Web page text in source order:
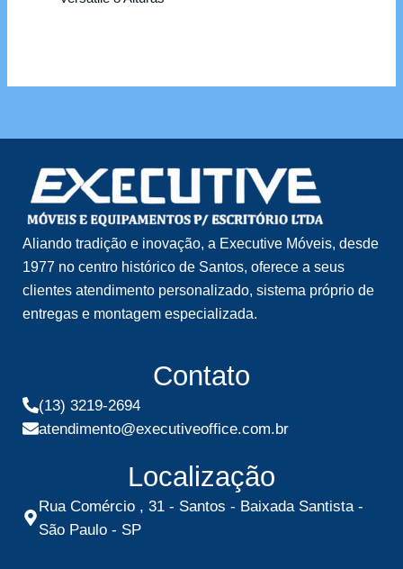
Aliando tradição e inovação, a Executive Móveis, desde
1977 no centro histórico de Santos, oferece a seus
clientes atendimento personalizado, sistema próprio de
entregas e montagem especializada.
Contato
(13) 3219-2694
atendimento@executiveoffice.com.br
Localização
Rua Comércio , 31 - Santos - Baixada Santista -
São Paulo - SP